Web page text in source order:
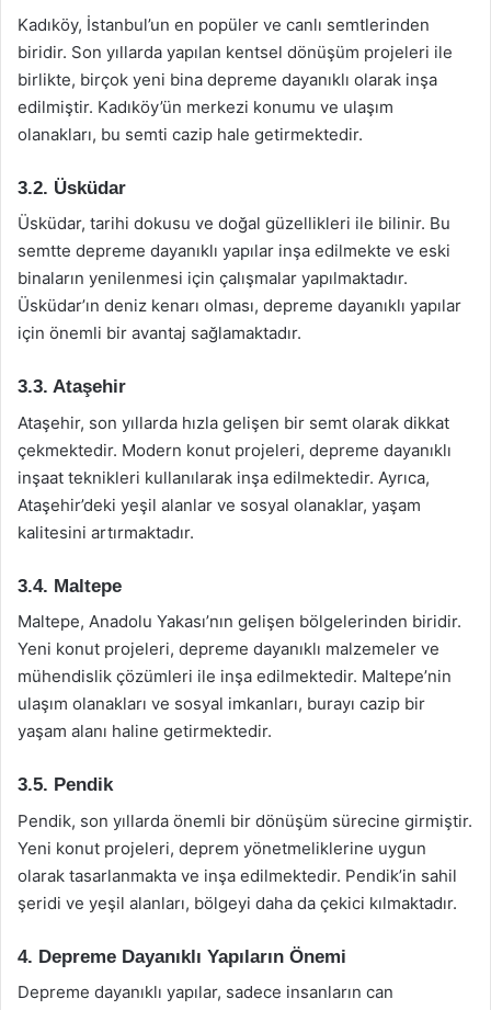
Kadıköy, İstanbul’un en popüler ve canlı semtlerinden
biridir. Son yıllarda yapılan kentsel dönüşüm projeleri ile
birlikte, birçok yeni bina depreme dayanıklı olarak inşa
edilmiştir. Kadıköy’ün merkezi konumu ve ulaşım
olanakları, bu semti cazip hale getirmektedir.
3.2. Üsküdar
Üsküdar, tarihi dokusu ve doğal güzellikleri ile bilinir. Bu
semtte depreme dayanıklı yapılar inşa edilmekte ve eski
binaların yenilenmesi için çalışmalar yapılmaktadır.
Üsküdar’ın deniz kenarı olması, depreme dayanıklı yapılar
için önemli bir avantaj sağlamaktadır.
3.3. Ataşehir
Ataşehir, son yıllarda hızla gelişen bir semt olarak dikkat
çekmektedir. Modern konut projeleri, depreme dayanıklı
inşaat teknikleri kullanılarak inşa edilmektedir. Ayrıca,
Ataşehir’deki yeşil alanlar ve sosyal olanaklar, yaşam
kalitesini artırmaktadır.
3.4. Maltepe
Maltepe, Anadolu Yakası’nın gelişen bölgelerinden biridir.
Yeni konut projeleri, depreme dayanıklı malzemeler ve
mühendislik çözümleri ile inşa edilmektedir. Maltepe’nin
ulaşım olanakları ve sosyal imkanları, burayı cazip bir
yaşam alanı haline getirmektedir.
3.5. Pendik
Pendik, son yıllarda önemli bir dönüşüm sürecine girmiştir.
Yeni konut projeleri, deprem yönetmeliklerine uygun
olarak tasarlanmakta ve inşa edilmektedir. Pendik’in sahil
şeridi ve yeşil alanları, bölgeyi daha da çekici kılmaktadır.
4. Depreme Dayanıklı Yapıların Önemi
Depreme dayanıklı yapılar, sadece insanların can